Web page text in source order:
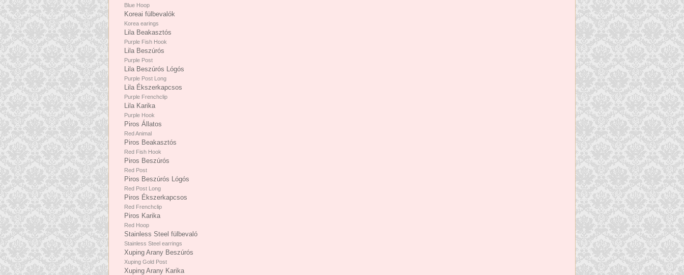
Blue Hoop
Koreai fülbevalók
Korea earings
Lila Beakasztós
Purple Fish Hook
Lila Beszúrós
Purple Post
Lila Beszúrós Lógós
Purple Post Long
Lila Ékszerkapcsos
Purple Frenchclip
Lila Karika
Purple Hook
Piros Állatos
Red Animal
Piros Beakasztós
Red Fish Hook
Piros Beszúrós
Red Post
Piros Beszúrós Lógós
Red Post Long
Piros Ékszerkapcsos
Red Frenchclip
Piros Karika
Red Hoop
Stainless Steel fülbevaló
Stainless Steel earrings
Xuping Arany Beszúrós
Xuping Gold Post
Xuping Arany Karika